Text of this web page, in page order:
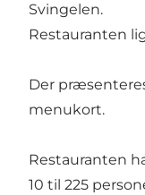
Svingelen.
Restauranten
Der
menukort.
Restauranten
10 til 225